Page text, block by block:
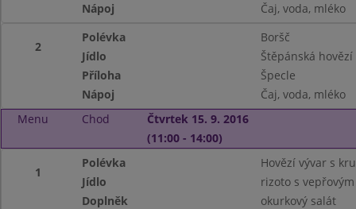
Nápoj
Čaj, voda, mléko
2
Polévka
Boršč
Jídlo
Štěpánská
Příloha
Špecle
Nápoj
Čaj, voda, mléko
Menu
Chod
Čtvrtek 15. 9. 2016
(11:00 - 14:00)
1
Polévka
Hovězí vývar s
Jídlo
rizoto s
Doplněk
okurkový salát